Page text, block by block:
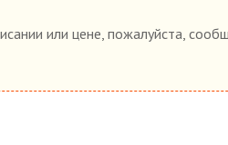
или цене, пожалуйста,